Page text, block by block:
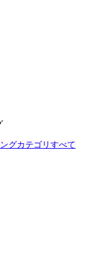
グカテゴリすべて